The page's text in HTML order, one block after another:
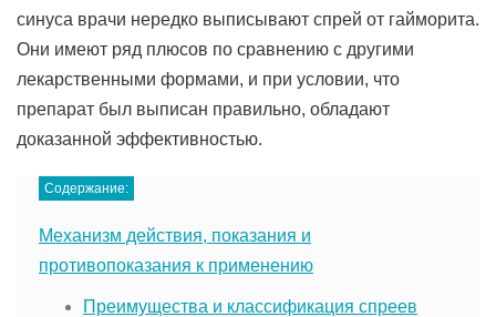
синуса врачи нередко выписывают спрей от гайморита.
Они имеют ряд плюсов по сравнению с другими
лекарственными формами, и при условии, что
препарат был выписан правильно, обладают
доказанной эффективностью.
Содержание:
Механизм действия, показания и
противопоказания к применению
Преимущества и классификация спреев